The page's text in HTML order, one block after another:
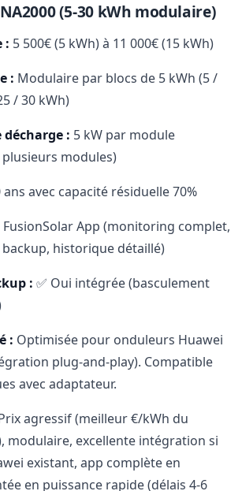
(5-30 kWh modulaire)
: 5 500€ (5 kWh) à 11 000€ (15 kWh)
: Modulaire par blocs de 5 kWh (5 /
/ 30 kWh)
décharge : 5 kW par module
modules)
ans avec capacité résiduelle 70%
FusionSolar App (monitoring complet,
historique détaillé)
: ✅ Oui intégrée (basculement
: Optimisée pour onduleurs Huawei
plug-and-play). Compatible
avec adaptateur.
agressif (meilleur €/kWh du
modulaire, excellente intégration si
existant, app complète en
en puissance rapide (délais 4-6